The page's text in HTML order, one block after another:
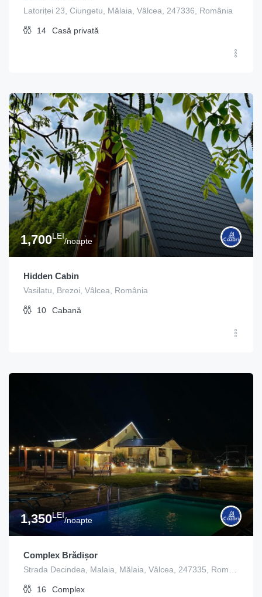
Latoriței 23, Ciungetu, Mălaia, Vâlcea, 247336, România
14 Casă privată
1,700LEI
/noapte
Hidden Cabin
Vasilatu, Brezoi, Vâlcea, România
10 Cabană
1,350LEI
/noapte
Complex Brădișor
Strada Decindea, Malaia, Mălaia, Vâlcea, 247335, România
16 Complex